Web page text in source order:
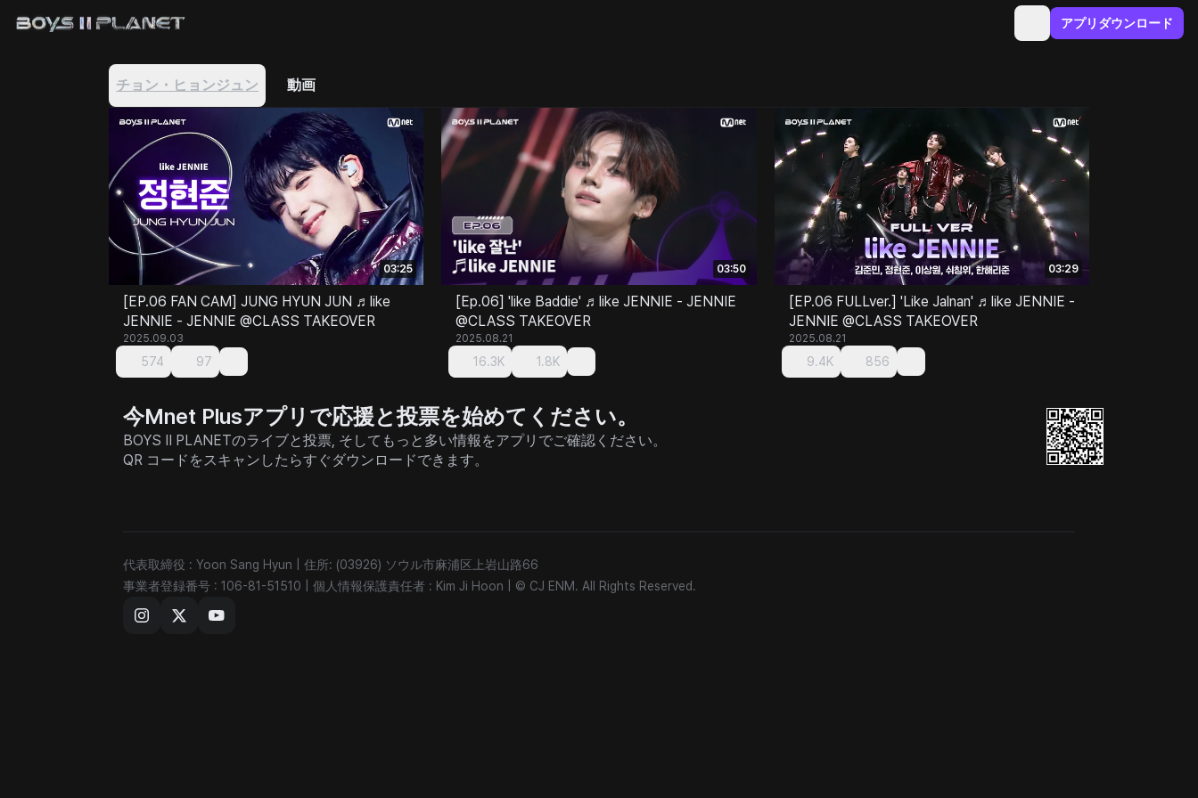
アプリダウンロード
チョン・ヒョンジュン 動画
03:25
[EP.06 FAN CAM] JUNG HYUN JUN ♬like
JENNIE - JENNIE @CLASS TAKEOVER
2025.09.03
574 97
03:50
[Ep.06] 'like Baddie' ♬like JENNIE - JENNIE
@CLASS TAKEOVER
2025.08.21
16.3K 1.8K
03:29
[EP.06 FULLver.] 'Like Jalnan' ♬like JENNIE -
JENNIE @CLASS TAKEOVER
2025.08.21
9.4K 856
今Mnet Plusアプリで応援と投票を始めてください。
BOYS II PLANETのライブと投票, そしてもっと多い情報をアプリでご確認ください。
QR コードをスキャンしたらすぐダウンロードできます。
代表取締役 : Yoon Sang Hyun
住所: (03926) ソウル市麻浦区上岩山路66
事業者登録番号 : 106-81-51510
個人情報保護責任者 : Kim Ji Hoon © CJ ENM. All Rights Reserved.